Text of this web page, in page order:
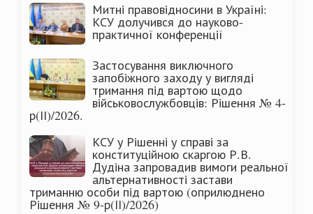
Митні правовідносини в Україні:
КСУ долучився до науково-
практичної конференції
Застосування виключного
запобіжного заходу у вигляді
тримання під вартою щодо
військовослужбовців: Рішення № 4-
р(ІІ)/2026.
КСУ у Рішенні у справі за
конституційною скаргою Р.В.
Дудіна запровадив вимоги реальної
альтернативності застави
триманню особи під вартою (оприлюднено
Рішення № 9-р(ІІ)/2026)